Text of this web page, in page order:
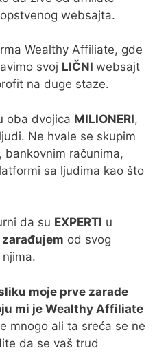
websajta.
Wealthy Affiliate, gde
svoj LIČNI websajt
na duge staze.
oba dvojica MILIONERI,
Ne hvale se skupim
bankovnim računima,
sa ljudima kao što
da su EXPERTI u
zarađujem od svog
moje prve zarade
mi je Wealthy Affiliate
mnogo ali ta sreća se ne
da se vaš trud